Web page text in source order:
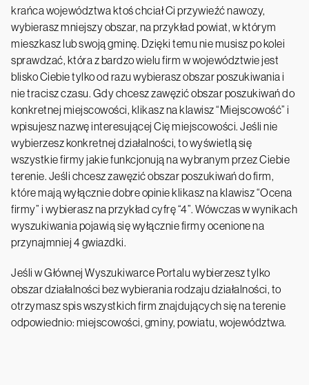
krańca województwa ktoś chciał Ci przywieźć nawozy,
wybierasz mniejszy obszar, na przykład powiat, w którym
mieszkasz lub swoją gminę. Dzięki temu nie musisz po kolei
sprawdzać, która z bardzo wielu firm w województwie jest
blisko Ciebie tylko od razu wybierasz obszar poszukiwania i
nie tracisz czasu. Gdy chcesz zawęzić obszar poszukiwań do
konkretnej miejscowości, klikasz na klawisz “Miejscowość” i
wpisujesz nazwę interesującej Cię miejscowości. Jeśli nie
wybierzesz konkretnej działalności, to wyświetlą się
wszystkie firmy jakie funkcjonują na wybranym przez Ciebie
terenie. Jeśli chcesz zawęzić obszar poszukiwań do firm,
które mają wyłącznie dobre opinie klikasz na klawisz “Ocena
firmy” i wybierasz na przykład cyfrę “4”. Wówczas w wynikach
wyszukiwania pojawią się wyłącznie firmy ocenione na
przynajmniej 4 gwiazdki.
Jeśli w Głównej Wyszukiwarce Portalu wybierzesz tylko
obszar działalności bez wybierania rodzaju działalności, to
otrzymasz spis wszystkich firm znajdujących się na terenie
odpowiednio: miejscowości, gminy, powiatu, województwa.